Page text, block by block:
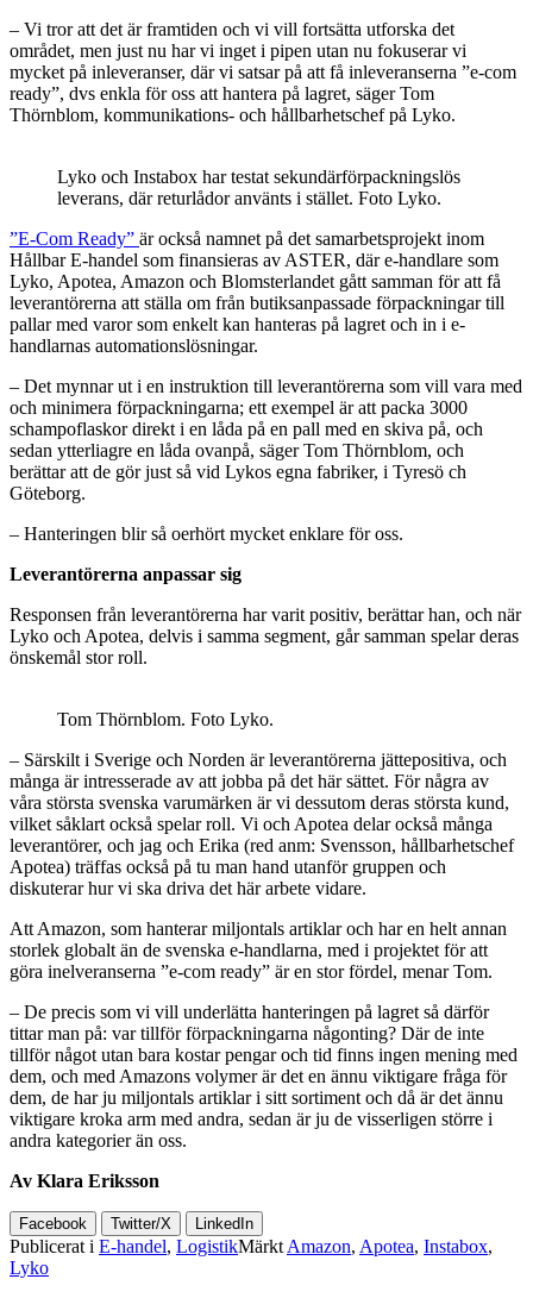
– Vi tror att det är framtiden och vi vill fortsätta utforska det
området, men just nu har vi inget i pipen utan nu fokuserar vi
mycket på inleveranser, där vi satsar på att få inleveranserna ”e-com
ready”, dvs enkla för oss att hantera på lagret, säger Tom
Thörnblom, kommunikations- och hållbarhetschef på Lyko.
Lyko och Instabox har testat sekundärförpackningslös
leverans, där returlådor använts i stället. Foto Lyko.
”E-Com Ready” är också namnet på det samarbetsprojekt inom
Hållbar E-handel som finansieras av ASTER, där e-handlare som
Lyko, Apotea, Amazon och Blomsterlandet gått samman för att få
leverantörerna att ställa om från butiksanpassade förpackningar till
pallar med varor som enkelt kan hanteras på lagret och in i e-
handlarnas automationslösningar.
– Det mynnar ut i en instruktion till leverantörerna som vill vara med
och minimera förpackningarna; ett exempel är att packa 3000
schampoflaskor direkt i en låda på en pall med en skiva på, och
sedan ytterliagre en låda ovanpå, säger Tom Thörnblom, och
berättar att de gör just så vid Lykos egna fabriker, i Tyresö ch
Göteborg.
– Hanteringen blir så oerhört mycket enklare för oss.
Leverantörerna anpassar sig
Responsen från leverantörerna har varit positiv, berättar han, och när
Lyko och Apotea, delvis i samma segment, går samman spelar deras
önskemål stor roll.
Tom Thörnblom. Foto Lyko.
– Särskilt i Sverige och Norden är leverantörerna jättepositiva, och
många är intresserade av att jobba på det här sättet. För några av
våra största svenska varumärken är vi dessutom deras största kund,
vilket såklart också spelar roll. Vi och Apotea delar också många
leverantörer, och jag och Erika (red anm: Svensson, hållbarhetschef
Apotea) träffas också på tu man hand utanför gruppen och
diskuterar hur vi ska driva det här arbete vidare.
Att Amazon, som hanterar miljontals artiklar och har en helt annan
storlek globalt än de svenska e-handlarna, med i projektet för att
göra inelveranserna ”e-com ready” är en stor fördel, menar Tom.
– De precis som vi vill underlätta hanteringen på lagret så därför
tittar man på: var tillför förpackningarna någonting? Där de inte
tillför något utan bara kostar pengar och tid finns ingen mening med
dem, och med Amazons volymer är det en ännu viktigare fråga för
dem, de har ju miljontals artiklar i sitt sortiment och då är det ännu
viktigare kroka arm med andra, sedan är ju de visserligen större i
andra kategorier än oss.
Av Klara Eriksson
Facebook Twitter/X LinkedIn
Publicerat i E-handel, LogistikMärkt Amazon, Apotea, Instabox,
Lyko